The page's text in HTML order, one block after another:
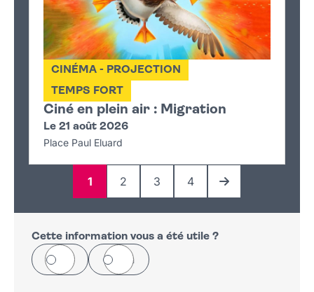
Ciné en plein air : Migration
CINÉMA - PROJECTION
TEMPS FORT
Le 21 août 2026
Place Paul Eluard
Page
1
Page
2
Page
3
Page
4
Page suivante
Cette information vous a été utile ?
Oui Non